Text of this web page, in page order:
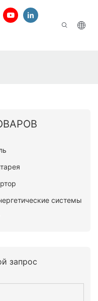
ЗАДАВАЕМЫЕ
системы
запрос